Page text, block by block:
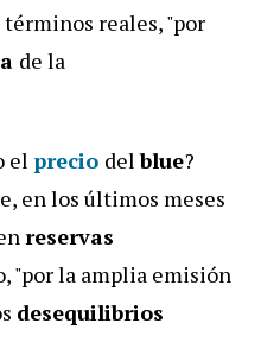
términos reales, "por
de la
el precio delblue?
en los últimos meses
reservas
"por la amplia emisión
desequilibrios